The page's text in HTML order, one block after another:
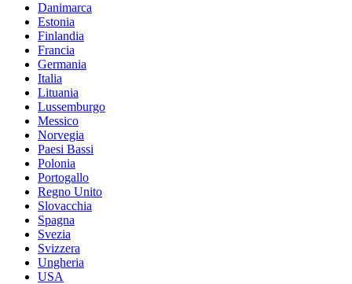
Danimarca
Estonia
Finlandia
Francia
Germania
Italia
Lituania
Lussemburgo
Messico
Norvegia
Paesi Bassi
Polonia
Portogallo
Regno Unito
Slovacchia
Spagna
Svezia
Svizzera
Ungheria
USA